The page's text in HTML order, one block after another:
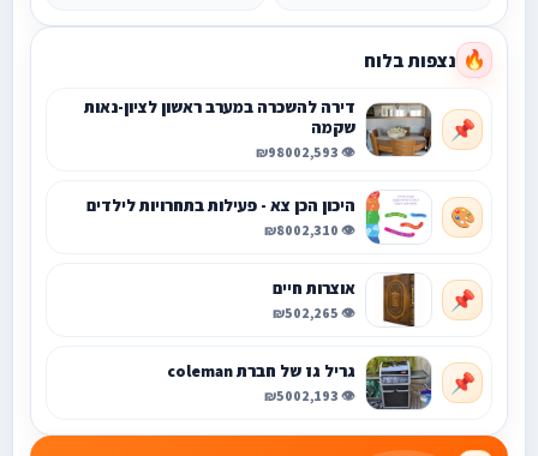
🔥 נצפות בלוח
📌
דירה להשכרה במערב ראשון לציון-נאות
שקמה
👁️ 2,593
₪9800
🎨 היכון הכן צא - פעילות בתחרויות לילדים
👁️ 2,310
₪800
📌 אוצרות חיים
👁️ 2,265
₪50
📌 גריל גז של חברת coleman
👁️ 2,193
₪500